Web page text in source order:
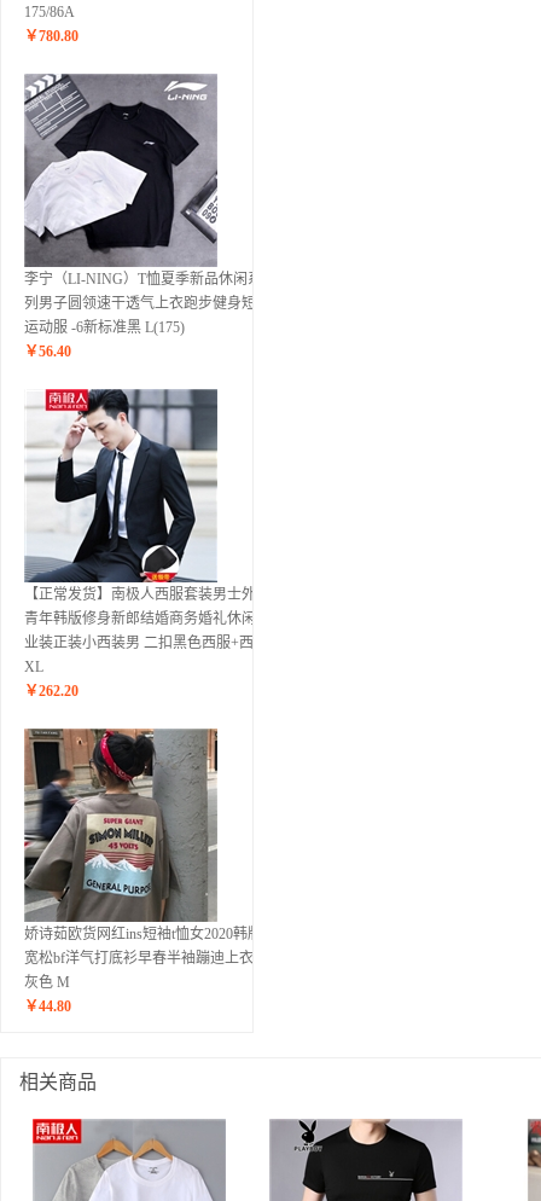
175/86A
￥780.80
李宁（LI-NING）T恤夏季新品休闲系
列男子圆领速干透气上衣跑步健身短袖
运动服 -6新标准黑 L(175)
￥56.40
【正常发货】南极人西服套装男士外套
青年韩版修身新郎结婚商务婚礼休闲职
业装正装小西装男 二扣黑色西服+西裤..
XL
￥262.20
娇诗茹欧货网红ins短袖t恤女2020韩版
宽松bf洋气打底衫早春半袖蹦迪上衣 深
灰色 M
￥44.80